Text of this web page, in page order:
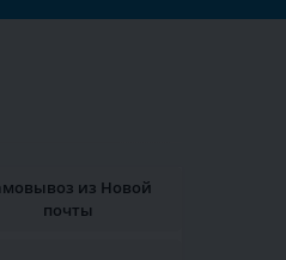
из Новой
почты